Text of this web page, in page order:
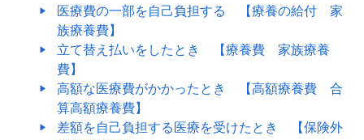
医療費の一部を自己負担する 【療養の給付 家
族療養費】
立て替え払いをしたとき 【療養費 家族療養
費】
高額な医療費がかかったとき 【高額療養費 合
算高額療養費】
差額を自己負担する医療を受けたとき 【保険外